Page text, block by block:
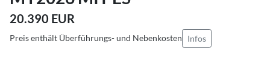
20.390 EUR
Preis enthält Überführungs- und Nebenkosten Infos